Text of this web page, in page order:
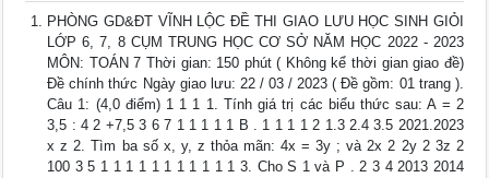
PHÒNG GD&ĐT VĨNH LỘC ĐỀ THI GIAO LƯU HỌC SINH GIỎI
LỚP 6, 7, 8 CỤM TRUNG HỌC CƠ SỞ NĂM HỌC 2022 - 2023
MÔN: TOÁN 7 Thời gian: 150 phút ( Không kể thời gian giao đề)
Đề chính thức Ngày giao lưu: 22 / 03 / 2023 ( Đề gồm: 01 trang ).
Câu 1: (4,0 điểm) 1 1 1 1. Tính giá trị các biểu thức sau: A = 2
3,5 : 4 2 +7,5 3 6 7 1 1 1 1 1 B . 1 1 1 1 2 1.3 2.4 3.5 2021.2023
x z 2. Tìm ba số x, y, z thỏa mãn: 4x = 3y ; và 2x 2 2y 2 3z 2
100 3 5 1 1 1 1 1 1 1 1 1 1 1 3. Cho S 1 và P . 2 3 4 2013 2014